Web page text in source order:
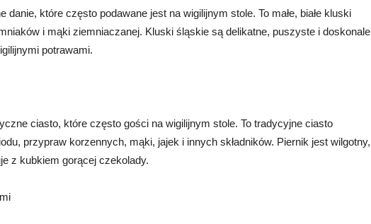
danie, które często podawane jest na wigilijnym stole. To małe, białe kluski
i mąki ziemniaczanej. Kluski śląskie są delikatne, puszyste i doskonale
potrawami.
ciasto, które często gości na wigilijnym stole. To tradycyjne ciasto
przypraw korzennych, mąki, jajek i innych składników. Piernik jest wilgotny,
z kubkiem gorącej czekolady.